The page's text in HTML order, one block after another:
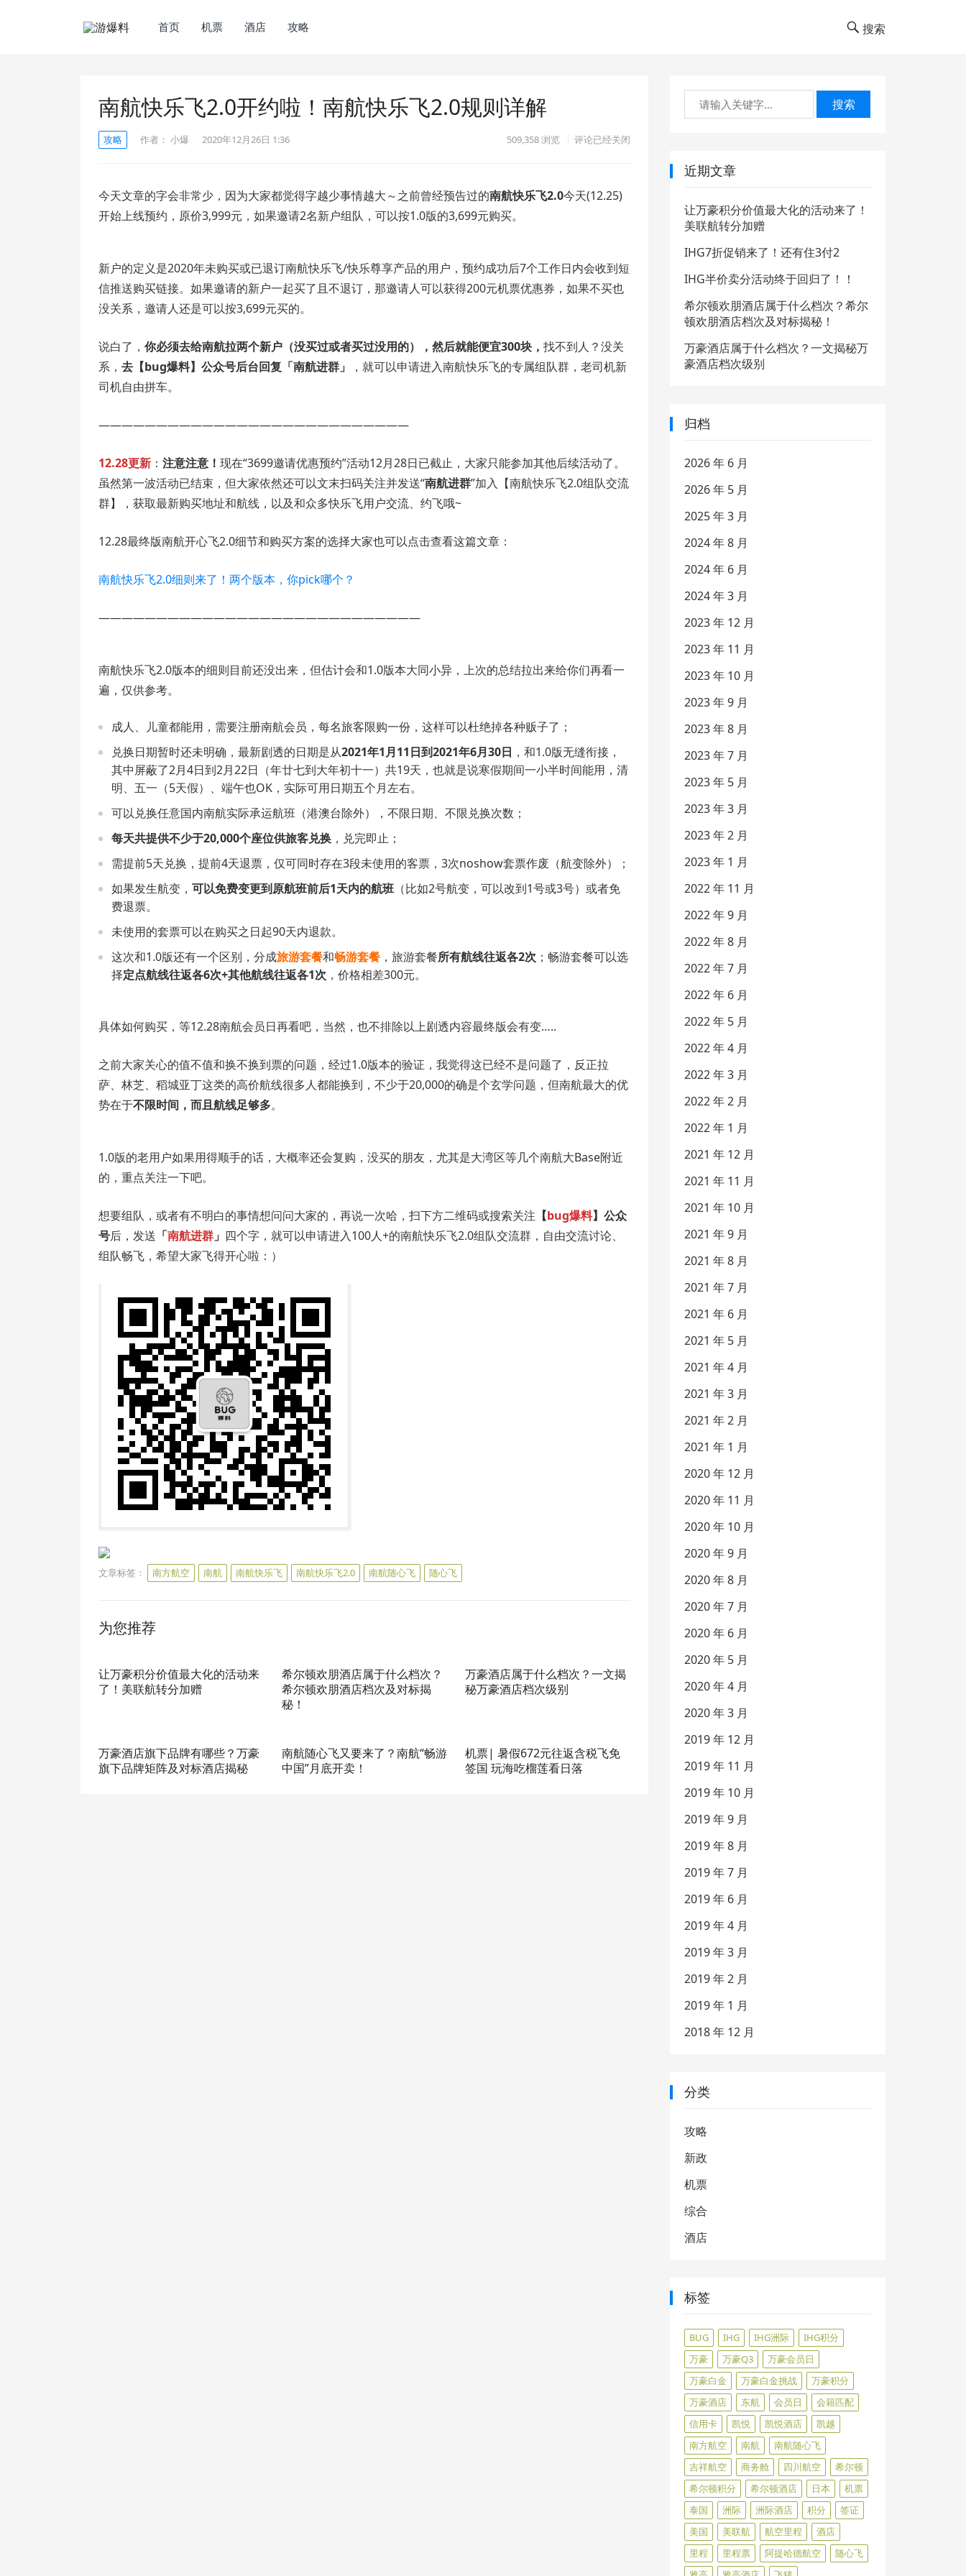
首页 机票 酒店 攻略 搜索
南航快乐飞2.0开约啦！南航快乐飞2.0规则详解
攻略 作者： 小爆 2020年12月26日 1:36 509,358浏览 评论已经关闭
今天文章的字会非常少，因为大家都觉得字越少事情越大～之前曾经预告过的南航快乐飞2.0今天(12.25)
开始上线预约，原价3,999元，如果邀请2名新户组队，可以按1.0版的3,699元购买。
新户的定义是2020年未购买或已退订南航快乐飞/快乐尊享产品的用户，预约成功后7个工作日内会收到短
信推送购买链接。如果邀请的新户一起买了且不退订，那邀请人可以获得200元机票优惠券，如果不买也
没关系，邀请人还是可以按3,699元买的。
说白了， 你必须去给南航拉两个新户（没买过或者买过没用的），然后就能便宜300块， 找不到人？没关
系， 去【bug爆料】公众号后台回复「南航进群」
，就可以申请进入南航快乐飞的专属组队群，老司机新
司机自由拼车。
———————————————————————————
12.28更新 ： 注意注意！ 现在“3699邀请优惠预约”活动12月28日已截止，大家只能参加其他后续活动了。
虽然第一波活动已结束，但大家依然还可以文末扫码关注并发送“南航进群”加入【南航快乐飞2.0组队交流
群】，获取最新购买地址和航线，以及和众多快乐飞用户交流、约飞哦~
12.28最终版南航开心飞2.0细节和购买方案的选择大家也可以点击查看这篇文章：
南航快乐飞2.0细则来了！两个版本，你pick哪个？
————————————————————————————
南航快乐飞2.0版本的细则目前还没出来，但估计会和1.0版本大同小异，上次的总结拉出来给你们再看一
遍，仅供参考。
成人、儿童都能用，需要注册南航会员，每名旅客限购一份，这样可以杜绝掉各种贩子了；
兑换日期暂时还未明确，最新剧透的日期是从2021年1月11日到2021年6月30日 ，和1.0版无缝衔接，
其中屏蔽了2月4日到2月22日（年廿七到大年初十一）共19天，也就是说寒假期间一小半时间能用，清
明、五一（5天假）、端午也OK，实际可用日期五个月左右。
可以兑换任意国内南航实际承运航班（港澳台除外），不限日期、不限兑换次数；
每天共提供不少于20,000个座位供旅客兑换 ，兑完即止；
需提前5天兑换，提前4天退票，仅可同时存在3段未使用的客票，3次noshow套票作废（航变除外）；
如果发生航变， 可以免费变更到原航班前后1天内的航班 （比如2号航变，可以改到1号或3号）或者免
费退票。
未使用的套票可以在购买之日起90天内退款。
这次和1.0版还有一个区别，分成旅游套餐和畅游套餐 ，旅游套餐所有航线往返各2次 ；畅游套餐可以选
择定点航线往返各6次+其他航线往返各1次 ，价格相差300元。
具体如何购买，等12.28南航会员日再看吧，当然，也不排除以上剧透内容最终版会有变…..
之前大家关心的值不值和换不换到票的问题，经过1.0版本的验证，我觉得这已经不是问题了，反正拉
萨、林芝、稻城亚丁这类的高价航线很多人都能换到，不少于20,000的确是个玄学问题，但南航最大的优
势在于不限时间，而且航线足够多。
1.0版的老用户如果用得顺手的话，大概率还会复购，没买的朋友，尤其是大湾区等几个南航大Base附近
的，重点关注一下吧。
想要组队，或者有不明白的事情想问问大家的，再说一次哈，扫下方二维码或搜索关注 【bug爆料】公众
号后，发送 「南航进群 」 四个字，就可以申请进入100人+的南航快乐飞2.0组队交流群，自由交流讨论、
组队畅飞，希望大家飞得开心啦：）
文章标签： 南方航空 南航 南航快乐飞 南航快乐飞2.0 南航随心飞 随心飞
为您推荐
让万豪积分价值最大化的活动来
了！美联航转分加赠
希尔顿欢朋酒店属于什么档次？
希尔顿欢朋酒店档次及对标揭
秘！
万豪酒店属于什么档次？一文揭
秘万豪酒店档次级别
万豪酒店旗下品牌有哪些？万豪
旗下品牌矩阵及对标酒店揭秘
南航随心飞又要来了？南航“畅游
中国”月底开卖！
机票| 暑假672元往返含税飞免
签国 玩海吃榴莲看日落
搜索
近期文章
让万豪积分价值最大化的活动来了！
美联航转分加赠
IHG7折促销来了！还有住3付2
IHG半价卖分活动终于回归了！！
希尔顿欢朋酒店属于什么档次？希尔
顿欢朋酒店档次及对标揭秘！
万豪酒店属于什么档次？一文揭秘万
豪酒店档次级别
归档
2026 年 6 月
2026 年 5 月
2025 年 3 月
2024 年 8 月
2024 年 6 月
2024 年 3 月
2023 年 12 月
2023 年 11 月
2023 年 10 月
2023 年 9 月
2023 年 8 月
2023 年 7 月
2023 年 5 月
2023 年 3 月
2023 年 2 月
2023 年 1 月
2022 年 11 月
2022 年 9 月
2022 年 8 月
2022 年 7 月
2022 年 6 月
2022 年 5 月
2022 年 4 月
2022 年 3 月
2022 年 2 月
2022 年 1 月
2021 年 12 月
2021 年 11 月
2021 年 10 月
2021 年 9 月
2021 年 8 月
2021 年 7 月
2021 年 6 月
2021 年 5 月
2021 年 4 月
2021 年 3 月
2021 年 2 月
2021 年 1 月
2020 年 12 月
2020 年 11 月
2020 年 10 月
2020 年 9 月
2020 年 8 月
2020 年 7 月
2020 年 6 月
2020 年 5 月
2020 年 4 月
2020 年 3 月
2019 年 12 月
2019 年 11 月
2019 年 10 月
2019 年 9 月
2019 年 8 月
2019 年 7 月
2019 年 6 月
2019 年 4 月
2019 年 3 月
2019 年 2 月
2019 年 1 月
2018 年 12 月
分类
攻略
新政
机票
综合
酒店
标签
BUG IHG IHG洲际
IHG积分
万豪
万豪Q3
万豪会员日
万豪白金
万豪白金挑战
万豪积分
万豪酒店
东航 会员日
会籍匹配
信用卡
凯悦 凯悦酒店
凯越
南方航空
南航
南航随心飞
吉祥航空
商务舱 四川航空
希尔顿
希尔顿积分
希尔顿酒店 日本
机票
泰国
洲际 洲际酒店 积分
签证
美国
美联航 航空里程
酒店
里程
里程票 阿提哈德航空
随心飞